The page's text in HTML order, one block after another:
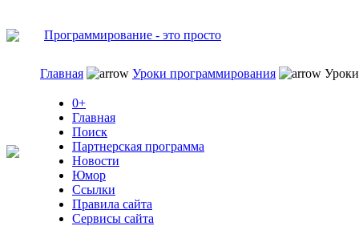
Программирование - это просто
Главная Уроки программирования
0+
Главная
Поиск
Партнерская программа
Новости
Юмор
Ссылки
Правила сайта
Сервисы сайта